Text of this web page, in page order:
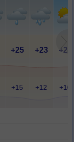
+25 +23 +24
+15 +12 +16